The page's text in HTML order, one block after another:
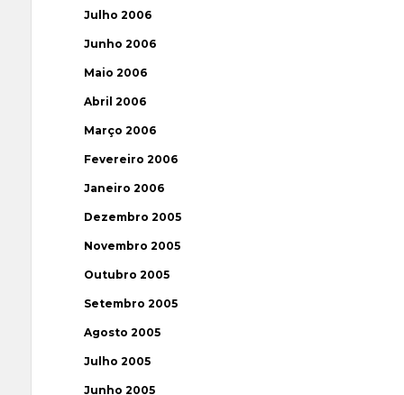
Julho 2006
Junho 2006
Maio 2006
Abril 2006
Março 2006
Fevereiro 2006
Janeiro 2006
Dezembro 2005
Novembro 2005
Outubro 2005
Setembro 2005
Agosto 2005
Julho 2005
Junho 2005